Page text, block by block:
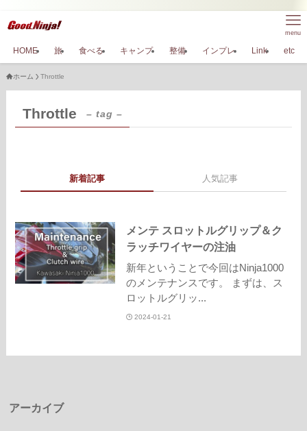
menu
HOME 旅 食べる キャンプ 整備 インプレ Link etc
ホーム Throttle
Throttle – tag –
新着記事 人気記事
メンテ スロットルグリップ＆ク
ラッチワイヤーの注油
新年ということで今回はNinja1000
のメンテナンスです。 まずは、ス
ロットルグリッ...
2024-01-21
アーカイブ